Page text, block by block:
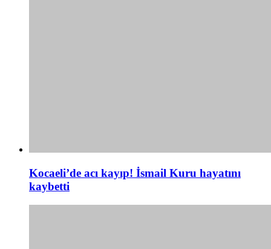
Kocaeli’de acı kayıp! İsmail Kuru hayatını
kaybetti